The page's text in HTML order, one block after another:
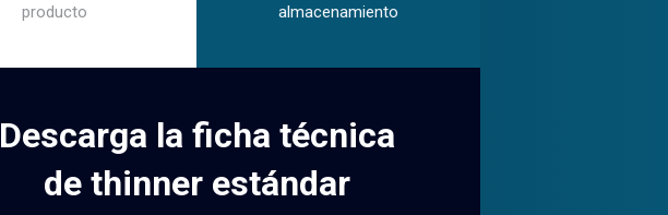
producto
almacenamiento
Descarga la ficha técnica
de thinner estándar